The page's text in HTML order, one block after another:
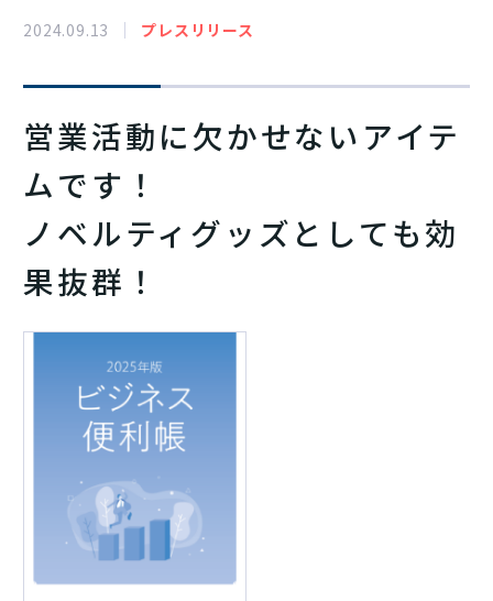
2024.09.13 プレスリリース
営業活動に欠かせないアイテ
ムです！
ノベルティグッズとしても効
果抜群！